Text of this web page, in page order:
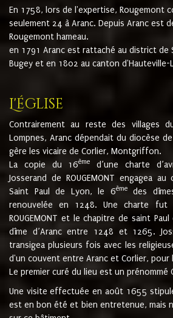
En 1758, lors de l'expertise, Rougemont
seulement 24 à Aranc. Depuis Aranc est
Rougemont hameau.
en 1791 Aranc est rattaché au district de
Bugey et en 1802 au canton d'Hauteville-
L'église
Contrairement au reste des villages
Lompnes, Aranc dépendait du diocèse
gère les vicaire de Corlier, Montgriffon.
La copie du 16ème
d’une charte
Josserand de ROUGEMONT engagea
Saint Paul de Lyon, le 6èmedes
renouvelée en 1248. Une charte fut
ROUGEMONT et le chapitre de saint
dîme d’Aranc entre 1248 et 1265.
transigea plusieurs fois avec les
d'un couvent entre Aranc et Corlier, pour
Le premier curé du lieu est un prénommé
Une visite effectuée en août 1655
est en bon été et bien entretenue, mais